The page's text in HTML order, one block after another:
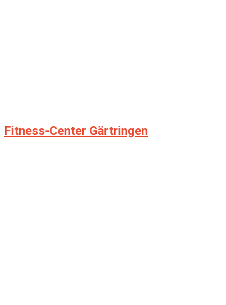
Fitness-Center Gärtringen